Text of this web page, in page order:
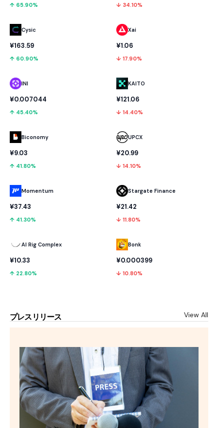
↑ 65.90%
Cysic
¥163.59
↑ 60.90%
INI
¥0.007044
↑ 45.40%
Biconomy
¥9.03
↑ 41.80%
Momentum
¥37.43
↑ 41.30%
AI Rig Complex
¥10.33
↑ 22.80%
↓ 34.10%
Xai
¥1.06
↓ 17.90%
KAITO
¥121.06
↓ 14.40%
UPCX
¥20.99
↓ 14.10%
Stargate Finance
¥21.42
↓ 11.80%
Bonk
¥0.000399
↓ 10.80%
プレスリリース View All